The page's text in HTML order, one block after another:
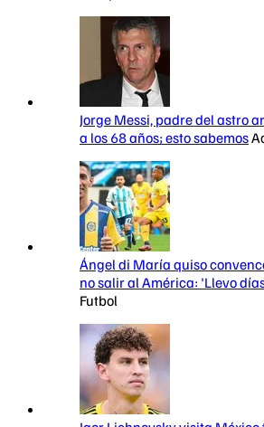
Jorge Messi, padre del astro
a los 68 años; esto sabemos
Ángel di María quiso
no salir al América: 'Llevo
Futbol